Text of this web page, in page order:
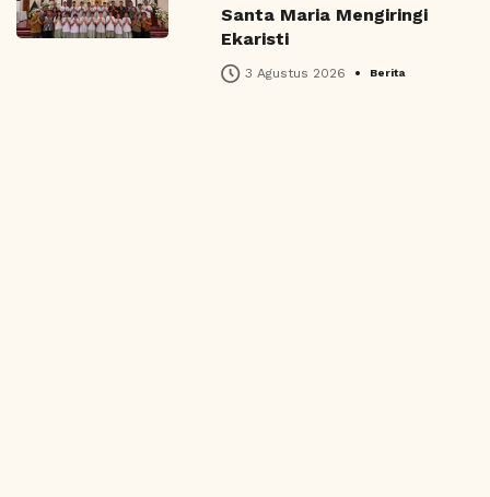
Santa Maria Mengiringi
Ekaristi
3 Agustus 2026 • Berita